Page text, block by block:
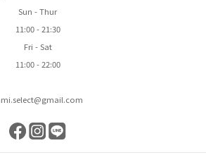
Sun - Thur
11:00 - 21:30
Fri - Sat
11:00 - 22:00